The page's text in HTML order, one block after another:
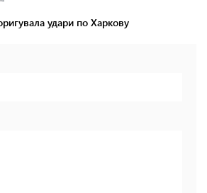
удари по Харкову